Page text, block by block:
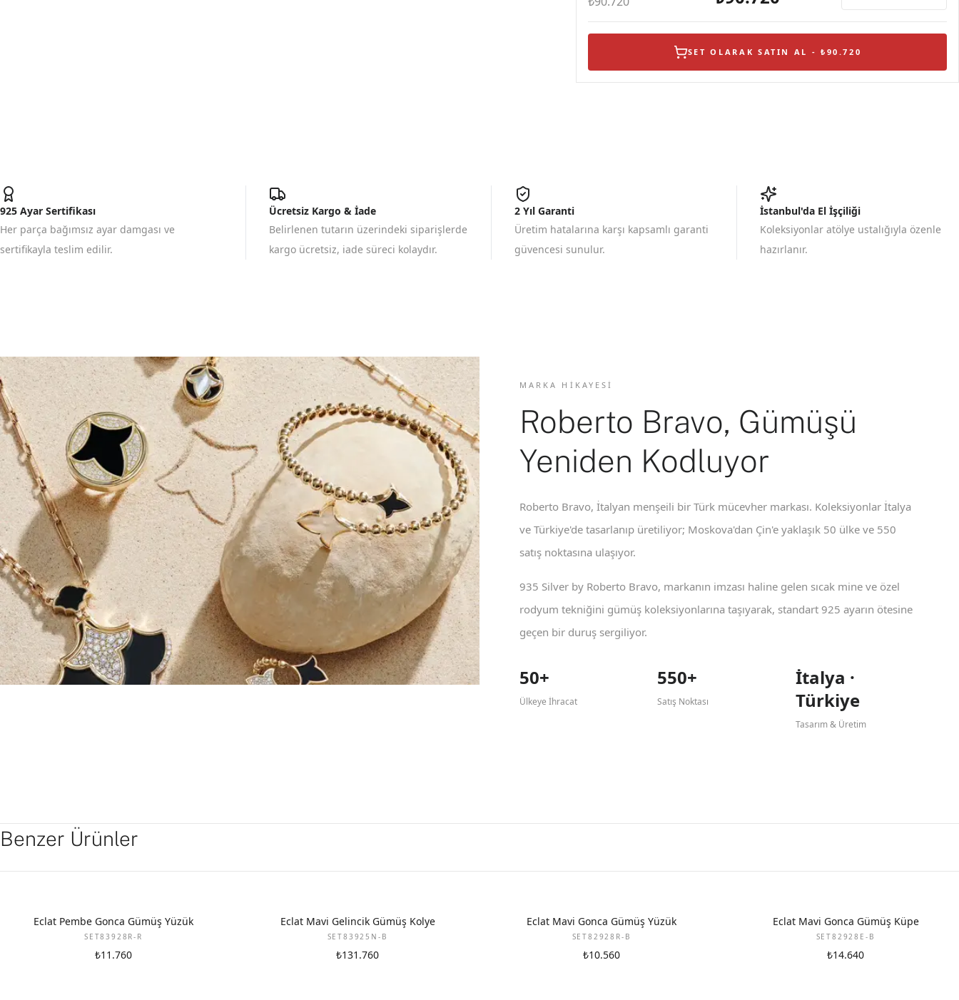
SET OLARAK SATIN AL - ₺90.720
925 Ayar Sertifikası
Her parça bağımsız ayar damgası ve
sertifikayla teslim edilir.
Ücretsiz Kargo & İade
Belirlenen tutarın üzerindeki siparişlerde
kargo ücretsiz, iade süreci kolaydır.
2 Yıl Garanti
Üretim hatalarına karşı kapsamlı garanti
güvencesi sunulur.
İstanbul'da El İşçiliği
Koleksiyonlar atölye ustalığıyla özenle
hazırlanır.
MARKA HIKAYESI
Roberto Bravo, Gümüşü
Yeniden Kodluyor
Roberto Bravo, İtalyan menşeili bir Türk mücevher markası. Koleksiyonlar İtalya
ve Türkiye'de tasarlanıp üretiliyor; Moskova'dan Çin'e yaklaşık 50 ülke ve 550
satış noktasına ulaşıyor.
935 Silver by Roberto Bravo, markanın imzası haline gelen sıcak mine ve özel
rodyum tekniğini gümüş koleksiyonlarına taşıyarak, standart 925 ayarın ötesine
geçen bir duruş sergiliyor.
50+
Ülkeye İhracat
550+
Satış Noktası
İtalya ·
Türkiye
Tasarım & Üretim
Benzer Ürünler
Eclat Pembe Gonca Gümüş Yüzük
SET83928R-R
₺11.760
Eclat Mavi Gelincik Gümüş Kolye
SET83925N-B
₺131.760
Eclat Mavi Gonca Gümüş Yüzük
SET82928R-B
₺10.560
Eclat Mavi Gonca Gümüş Küpe
SET82928E-B
₺14.640